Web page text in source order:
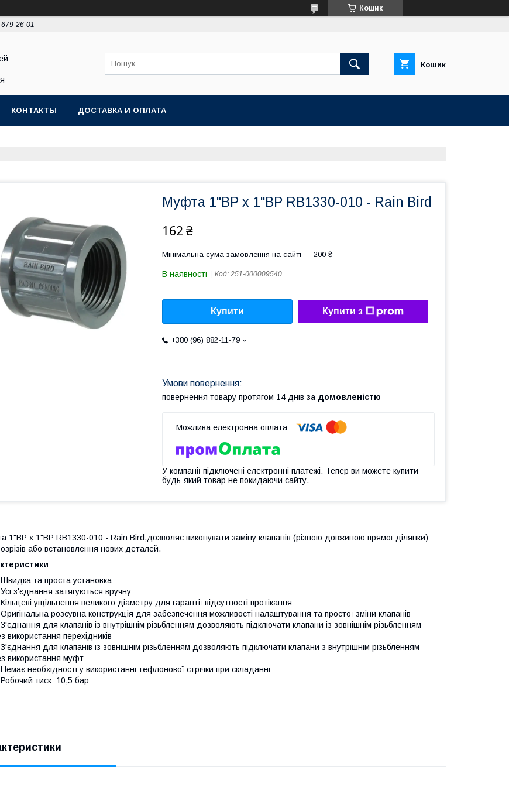
Кошик
26-01
Кошик
КОНТАКТЫ ДОСТАВКА И ОПЛАТА
Муфта 1"ВР х 1"ВР RB1330-010 - Rain Bird
162 ₴
Мінімальна сума замовлення на сайті — 200 ₴
В наявності Код: 251-000009540
Купити Купити з
+380 (96) 882-11-79
повернення товару протягом 14 днів за домовленістю
У компанії підключені електронні платежі. Тепер ви можете купити
будь-який товар не покидаючи сайту.
1"ВР х 1"ВР RB1330-010 - Rain Bird,дозволяє виконувати заміну клапанів (різною довжиною прямої ділянки)
або встановлення нових деталей.
:
Швидка та проста установка
Усі з'єднання затягуються вручну
Кільцеві ущільнення великого діаметру для гарантії відсутності протікання
Оригінальна розсувна конструкція для забезпечення можливості налаштування та простої зміни клапанів
З'єднання для клапанів із внутрішнім різьбленням дозволяють підключати клапани із зовнішнім різьбленням
використання перехідників
З'єднання для клапанів із зовнішнім різьбленням дозволяють підключати клапани з внутрішнім різьбленням
використання муфт
Немає необхідності у використанні тефлонової стрічки при складанні
Робочий тиск: 10,5 бар